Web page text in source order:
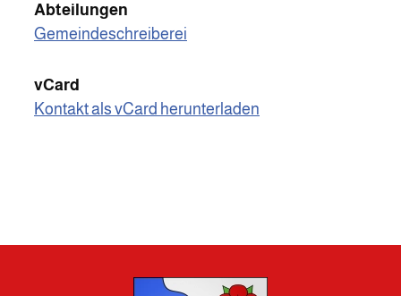
Abteilungen
Gemeindeschreiberei
vCard
Kontakt als vCard herunterladen